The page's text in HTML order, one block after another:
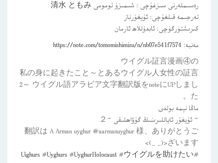
رەسىملەرنى سىزغۇچى : شىمىزۇ تومومى 清水 ともみ
تەرجىمە قىلغۇچى: ئۇيغۇرناز
كىرىشتۈرگۈچى: ئابدۇللاھ ئارمان
مەنبە: https://note.com/tomomishimizu/n/nb07e541f7574
‏私の身に起きたこと～とあるウイグル人女性の証言
2～ ウイグル語アラビア文字翻訳版をnoteにUPしまし
た。
ماڭا نېمە بولدى
~ ئۇيغۇر ئاياللىرىنىڭ گۇۋاھلىقى ~２
‏翻訳は A Arman uyghur @aarmanuyghur 様、ありがとうご
ざいます<(_ _)>
#
Uighurs #Uyghurs #UyghurHolocaust #ウイグルを助けたい